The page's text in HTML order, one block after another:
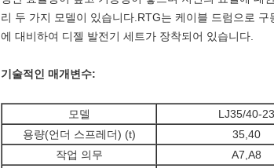
리 두 가지 모델이 있습니다.RTG는 케이블 드럼으로
에 대비하여 디젤 발전기 세트가 장착되어 있습니다.
기술적인 매개변수:
모델 LJ35/40-23
용량(언더 스프레더) (t)
35,40
작업 의무
A7,A8